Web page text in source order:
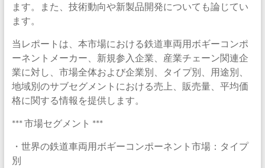
ます。また、技術動向や新製品開発についても論じてい
ます。
当レポートは、本市場における鉄道車両用ボギーコンポ
ーネントメーカー、新規参入企業、産業チェーン関連企
業に対し、市場全体および企業別、タイプ別、用途別、
地域別のサブセグメントにおける売上、販売量、平均価
格に関する情報を提供します。
*** 市場セグメント ***
・世界の鉄道車両用ボギーコンポーネント市場：タイプ
別